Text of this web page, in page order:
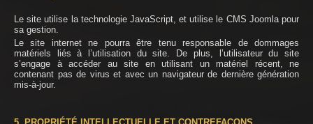
Le site utilise la technologie JavaScript, et utilise le CMS Joomla pour
sa gestion.
Le site internet ne pourra être tenu responsable de dommages
matériels liés à l’utilisation du site. De plus, l’utilisateur du site
s’engage à accéder au site en utilisant un matériel récent, ne
contenant pas de virus et avec un navigateur de dernière génération
mis-à-jour.